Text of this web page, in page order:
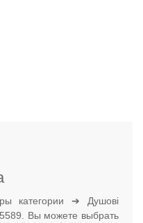
категории ➔ Душові
Вы можете выбрать